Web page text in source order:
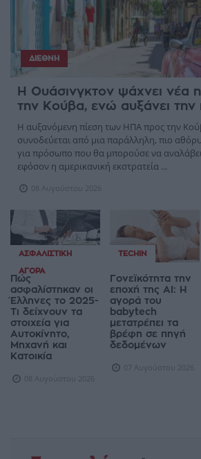
ΔΙΕΘΝΉ
Η Ουάσινγκτον ψάχνει νέα
την Κούβα, ενώ αυξάνει την
Η αυξανόμενη πίεση των ΗΠΑ προς την
συνοδεύεται από μια παράλληλη, πιο
για πρόσωπο που θα μπορούσε να
εφόσον η αμερικανική εκστρατεία ...
08 Αυγούστου 2026
ΑΣΦΑΛΙΣΤΙΚΉ
ΑΓΟΡΆ
Πώς
ασφαλίστηκαν οι
Έλληνες το 2025-
Τι δείχνουν τα
στοιχεία για
Αυτοκίνητο,
Μηχανή και
Κατοικία
08 Αυγούστου 2026
TECHIN
Γονεϊκότητα την
εποχή της AI: Η
αγορά του
babytech
μετατρέπει τα
βρέφη σε πηγή
δεδομένων
07 Αυγούστου 2026